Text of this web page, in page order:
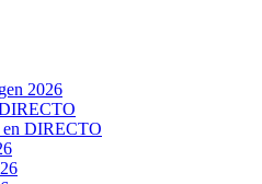
2026
en DIRECTO